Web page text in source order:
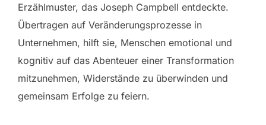
Erzählmuster, das Joseph Campbell entdeckte.
Übertragen auf Veränderungsprozesse in
Unternehmen, hilft sie, Menschen emotional und
kognitiv auf das Abenteuer einer Transformation
mitzunehmen, Widerstände zu überwinden und
gemeinsam Erfolge zu feiern.